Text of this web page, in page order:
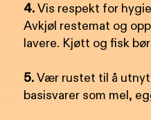
4.Vis respekt for
Avkjøl restemat og
lavere. Kjøtt og fisk
5.Vær rustet til å
basisvarer som mel,